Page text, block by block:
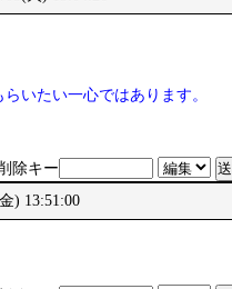
いたい一心ではあります。
除キー
) 13:51:00